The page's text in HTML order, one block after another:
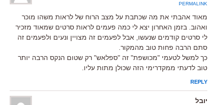
PERMALINK
מאוד אהבתי את מה שכתבת על מצב הרוח של לראות משהו מוכר
ואהוב. בזמן האחרון יצא לי כמה פעמים לראות סרטים שמאוד מזכיר
לי סרטים קודמים שנעשו, אבל לפעמים זה מצויין ונעים ולפעמים זה
סתם הרבה פחות טוב מהמקור.
כך למשל לטעמי "מכושפת" זה "ספלאש" רק שטום הנקס הרבה יותר
טוב לדעתי ממקדרימי הזה שכולן מתות עליו.
REPLY
יובל